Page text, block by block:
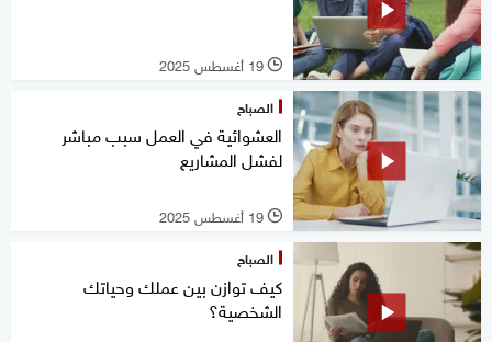
l 19 أغسطس 2025
الصباح
العشوائية في العمل سبب مباشر
لفشل المشاريع
l 19 أغسطس 2025
الصباح
كيف توازن بين عملك وحياتك
الشخصية؟